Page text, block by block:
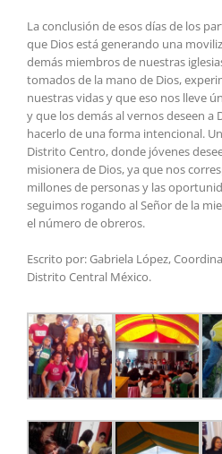
La conclusión de esos días de los
que Dios está generando una
demás miembros de nuestras
tomados de la mano de Dios,
nuestras vidas y que eso nos lleve
y que los demás al vernos deseen a
hacerlo de una forma intencional.
Distrito Centro, donde jóvenes
misionera de Dios, ya que nos
millones de personas y las
seguimos rogando al Señor de la
el número de obreros.
Escrito por: Gabriela López,
Distrito Central México.